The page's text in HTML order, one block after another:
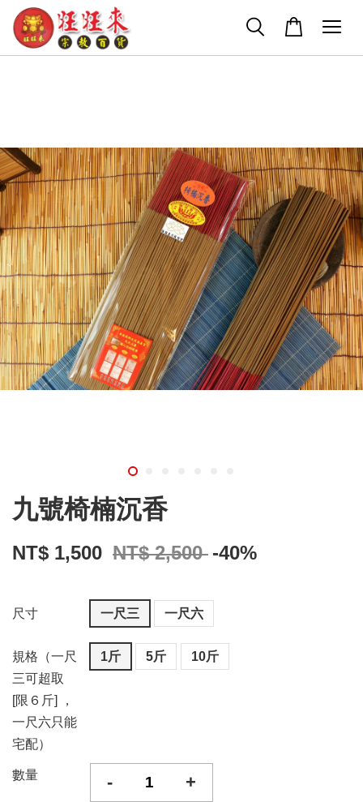
九號椅楠沉香
NT$ 1,500 NT$ 2,500 -40%
尺寸 一尺三 一尺六
規格（一尺
三可超取
[限６斤] ，
一尺六只能
宅配）
1斤 5斤 10斤
數量 - +